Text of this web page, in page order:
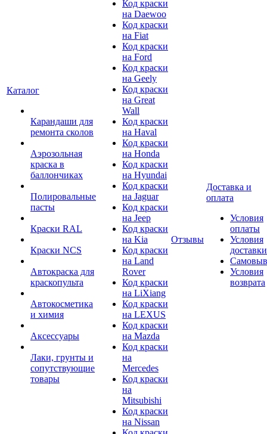
Каталог
Карандаши для
ремонта сколов
Аэрозольная
краска в
баллончиках
Полировальные
пасты
Краски RAL
Краски NCS
Автокраска для
краскопульта
Автокосметика
и химия
Аксессуары
Лаки, грунты и
сопутствующие
товары
Код краски
на Daewoo
Код краски
на Fiat
Код краски
на Ford
Код краски
на Geely
Код краски
на Great
Wall
Код краски
на Haval
Код краски
на Honda
Код краски
на Hyundai
Код краски
на Jaguar
Код краски
на Jeep
Код краски
на Kia
Код краски
на Land
Rover
Код краски
на LiXiang
Код краски
на LEXUS
Код краски
на Mazda
Код краски
на
Mercedes
Код краски
на
Mitsubishi
Код краски
на Nissan
Отзывы
Доставка и
оплата
Условия
оплаты
Условия
доставки
Условия
возврата